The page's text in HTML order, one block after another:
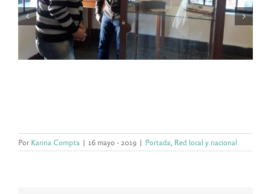
PorKarina Compta | 16 mayo - 2019 | Portada Red local y nacional